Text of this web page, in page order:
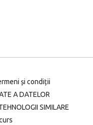
și condiții
A DATELOR
SIMILARE